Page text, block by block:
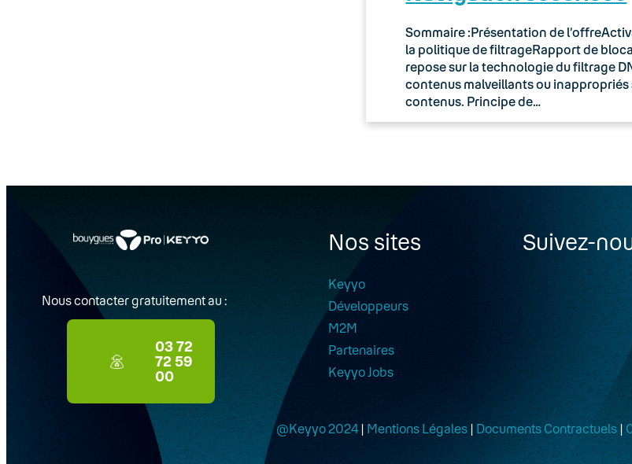
Sommaire :Présentation de
la politique de filtrageRapport de
repose sur la technologie du filtrage
contenus malveillants ou
contenus. Principe de…
Nous contacter gratuitement au :
03 72
72 59
00
Nos sites
Keyyo
Développeurs
M2M
Partenaires
Keyyo Jobs
Suivez-
@Keyyo 2024| Mentions Légales | Documents Contractuels|